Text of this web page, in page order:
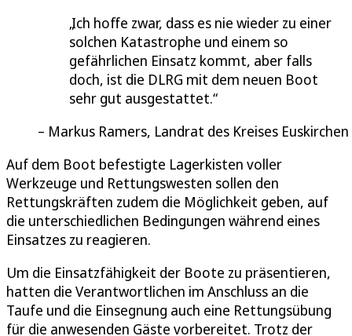
Ich hoffe zwar, dass es nie wieder zu einer
solchen Katastrophe und einem so
gefährlichen Einsatz kommt, aber falls
doch, ist die DLRG mit dem neuen Boot
sehr gut ausgestattet.
Markus Ramers, Landrat des Kreises Euskirchen
Auf dem Boot befestigte Lagerkisten voller
Werkzeuge und Rettungswesten sollen den
Rettungskräften zudem die Möglichkeit geben, auf
die unterschiedlichen Bedingungen während eines
Einsatzes zu reagieren.
Um die Einsatzfähigkeit der Boote zu präsentieren,
hatten die Verantwortlichen im Anschluss an die
Taufe und die Einsegnung auch eine Rettungsübung
für die anwesenden Gäste vorbereitet. Trotz der